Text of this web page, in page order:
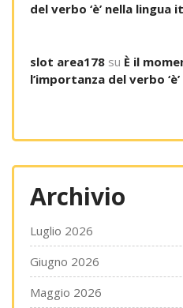
del verbo ‘è’ nella lingua
slot area178 su È il
l’importanza del verbo
Archivio
Luglio 2026
Giugno 2026
Maggio 2026